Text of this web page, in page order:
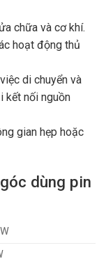
chữa và cơ khí.
hoạt động thủ
di chuyển và
kết nối nguồn
gian hẹp hoặc
dùng pin